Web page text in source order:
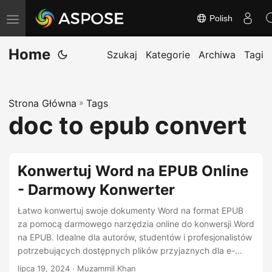
T
o
g
e
n
a
Polish
Home Szukaj Kategorie Archiwa Tagi
Strona Główna » Tags
doc to epub convert
Konwertuj Word na EPUB Online
- Darmowy Konwerter
Łatwo konwertuj swoje dokumenty Word na format EPUB
za pomocą darmowego narzędzia online do konwersji Word
na EPUB. Idealne dla autorów, studentów i profesjonalistów
potrzebujących dostępnych plików przyjaznych dla e-
czytników.
lipca 19, 2024 · Muzammil Khan